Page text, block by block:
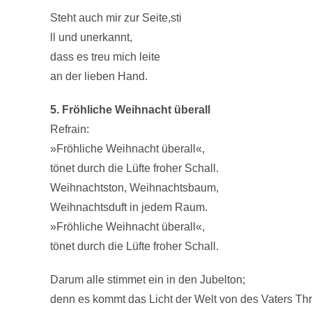
Steht auch mir zur Seite,sti
ll und unerkannt,
dass es treu mich leite
an der lieben Hand.
5. Fröhliche Weihnacht überall
Refrain:
»Fröhliche Weihnacht überall«,
tönet durch die Lüfte froher Schall.
Weihnachtston, Weihnachtsbaum,
Weihnachtsduft in jedem Raum.
»Fröhliche Weihnacht überall«,
tönet durch die Lüfte froher Schall.
Darum alle stimmet ein in den Jubelton;
denn es kommt das Licht der Welt von des Vaters